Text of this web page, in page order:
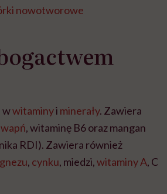
nowotworowe
wwitaminyi minerały. Zawiera
wapń, witaminę B6 oraz mangan
RDI). Zawiera również
, cynku, miedzi,witaminy A, C